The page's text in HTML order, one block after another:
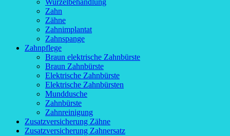
Wurzelbehandlung
Zahn
Zähne
Zahnimplantat
Zahnspange
Zahnpflege
Braun elektrische Zahnbürste
Braun Zahnbürste
Elektrische Zahnbürste
Elektrische Zahnbürsten
Munddusche
Zahnbürste
Zahnreinigung
Zusatzversicherung Zähne
Zusatzversicherung Zahnersatz